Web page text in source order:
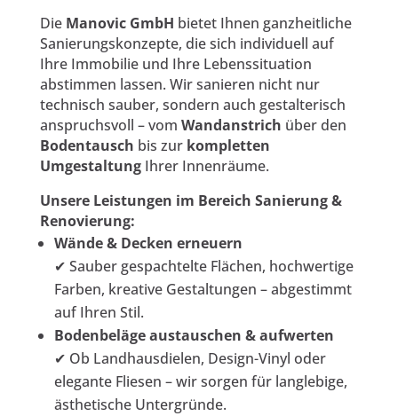
Die Manovic GmbH bietet Ihnen ganzheitliche
Sanierungskonzepte, die sich individuell auf
Ihre Immobilie und Ihre Lebenssituation
abstimmen lassen. Wir sanieren nicht nur
technisch sauber, sondern auch gestalterisch
anspruchsvoll – vom Wandanstrich über den
Bodentausch bis zur kompletten
UmgestaltungIhrer Innenräume.
Unsere Leistungen im Bereich Sanierung &
Renovierung:
Wände & Decken erneuern
✔ Sauber gespachtelte Flächen, hochwertige
Farben, kreative Gestaltungen – abgestimmt
auf Ihren Stil.
Bodenbeläge austauschen & aufwerten
✔ Ob Landhausdielen, Design-Vinyl oder
elegante Fliesen – wir sorgen für langlebige,
ästhetische Untergründe.